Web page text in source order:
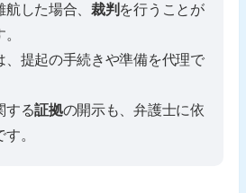
航した場合、裁判 を行うことが
、提起の手続きや準備を代理で
する証拠の開示も、弁護士に依
。